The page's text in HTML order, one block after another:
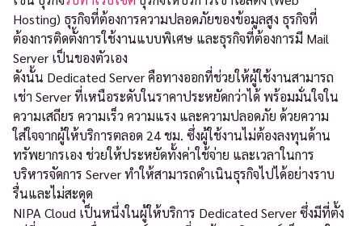
Hosting) ธุรกิจที่ต้องการความปลอดภัยของข้อมูลสูง ธุรกิจที่
ต้องการติดตั้งการใช้งานแบบพิเศษ และธุรกิจที่ต้องการมี Mail
Server เป็นของตัวเอง
ดังนั้น Dedicated Server คือทางออกที่ช่วยให้ผู้ใช้งานสามารถ
เช่า Server ที่เหนือระดับในราคาประหยัดกว่าได้ พร้อมมั่นใจใน
ความเสถียร ความเร็ว ความแรง และความปลอดภัย ด้วยความ
ใส่ใจจากผู้ให้บริการตลอด 24 ชม. ซึ่งผู้ใช้งานไม่ต้องลงทุนด้าน
ทรัพยากรเอง ช่วยให้ประหยัดทั้งค่าใช้จ่าย และเวลาในการ
บริหารจัดการ Server ทำให้สามารถดำเนินธุรกิจไปได้อย่างราบ
รื่นและไม่สะดุด
NIPA Cloud เป็นหนึ่งในผู้ให้บริการ Dedicated Server ซึ่งมีที่ตั้ง